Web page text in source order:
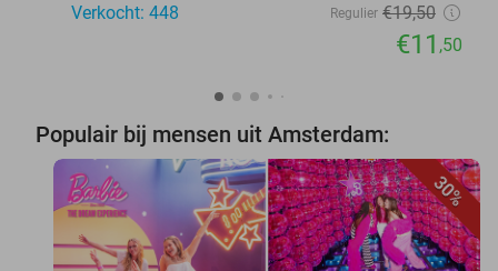
Verkocht: 448 Regulier €19,50
€11 ,50
Populair bij mensen uit Amsterdam:
30%